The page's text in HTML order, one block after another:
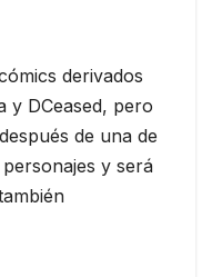
derivados
y DCeased, pero
de una de
y será